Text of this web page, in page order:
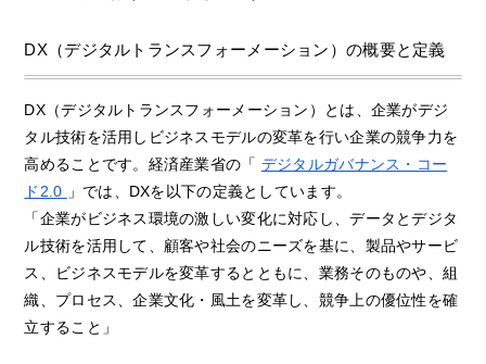
DX（デジタルトランスフォーメーション）の概要と定義
DX（デジタルトランスフォーメーション）とは、企業がデジ
タル技術を活用しビジネスモデルの変革を行い企業の競争力を
高めることです。経済産業省の「 デジタルガバナンス・コー
ド2.0
」では、DXを以下の定義としています。
「企業がビジネス環境の激しい変化に対応し、データとデジタ
ル技術を活用して、顧客や社会のニーズを基に、製品やサービ
ス、ビジネスモデルを変革するとともに、業務そのものや、組
織、プロセス、企業文化・風土を変革し、競争上の優位性を確
立すること」